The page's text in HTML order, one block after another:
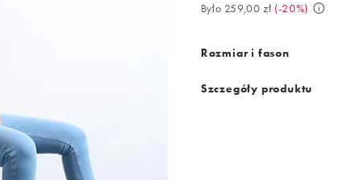
Było 259,00 zł (-20%)
Rozmiar i fason
Szczegóły produktu